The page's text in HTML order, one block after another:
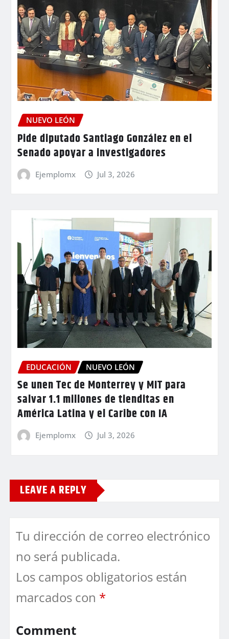
NUEVO LEÓN
Pide diputado Santiago González en el
Senado apoyar a investigadores
Ejemplomx Jul 3, 2026
EDUCACIÓN NUEVO LEÓN
Se unen Tec de Monterrey y MIT para
salvar 1.1 millones de tienditas en
América Latina y el Caribe con IA
Ejemplomx Jul 3, 2026
LEAVE A REPLY
Tu dirección de correo electrónico
no será publicada.
Los campos obligatorios están
marcados con *
Comment